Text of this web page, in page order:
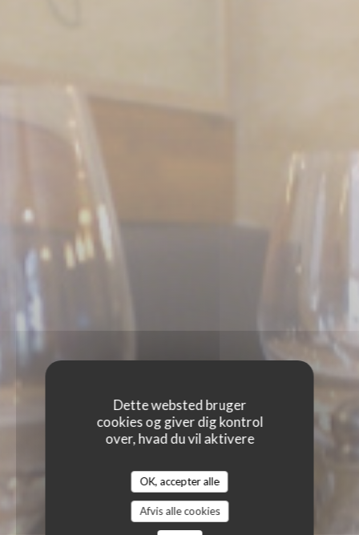
Dette websted bruger
cookies og giver dig kontrol
over, hvad du vil aktivere
OK, accepter alle
Afvis alle cookies
LA TABLE DES ANGES
LA TABLE DES ANGES